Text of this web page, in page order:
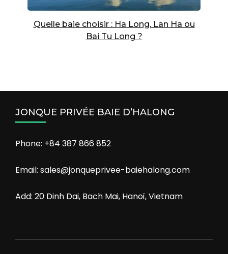
Quelle baie choisir : Ha Long, Lan Ha ou
Bai Tu Long ?
JONQUE PRIVÉE BAIE D’HALONG
Phone: +84 387 866 852
Email: sales@jonqueprivee-baiehalong.com
Add: 20 Dinh Dai, Bach Mai, Hanoï, Vietnam